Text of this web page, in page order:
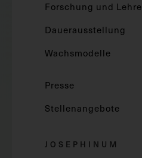
Forschung und Lehre
Dauerausstellung
Wachsmodelle
Presse
Stellenangebote
JOSEPHINUM